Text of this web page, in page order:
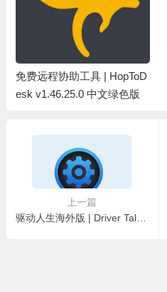
免费远程协助工具 | HopToD
esk v1.46.25.0 中文绿色版
上一篇
驱动人生海外版 | Driver Talent PRO v8.1.12.72 中文破解绿色版